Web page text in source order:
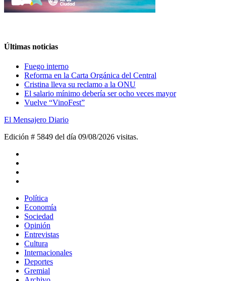
Últimas noticias
Fuego interno
Reforma en la Carta Orgánica del Central
Cristina lleva su reclamo a la ONU
El salario mínimo debería ser ocho veces mayor
Vuelve “VinoFest”
El Mensajero Diario
Edición # 5849 del día 09/08/2026 visitas.
Política
Economía
Sociedad
Opinión
Entrevistas
Cultura
Internacionales
Deportes
Gremial